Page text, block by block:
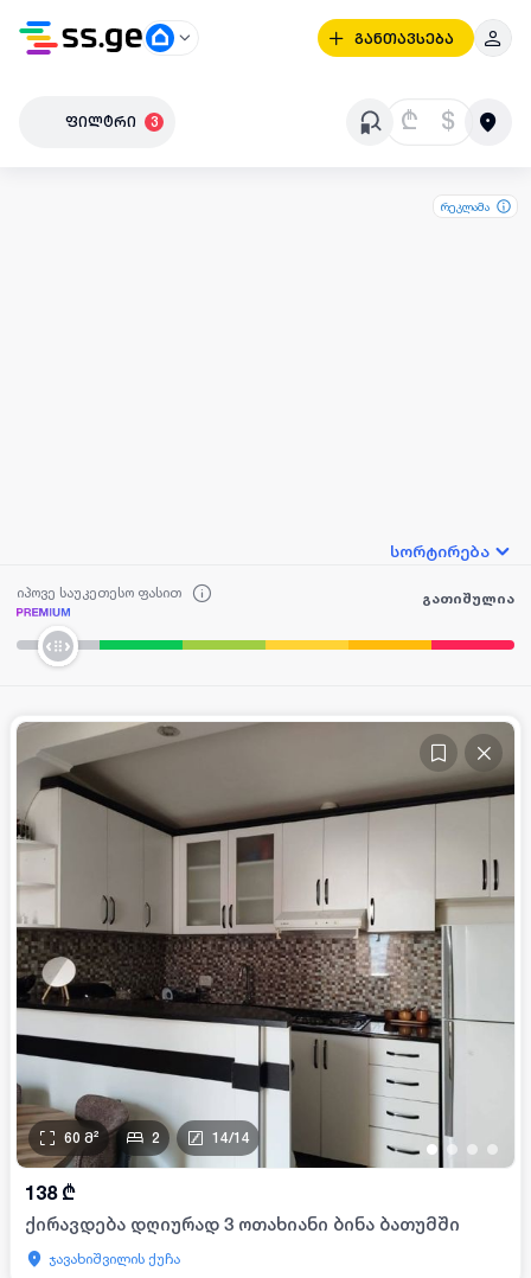
განთავსება
ფილტრი 3 ₾ $
რეკლამა
სორტირება
იპოვე საუკეთესო ფასით გათიშულია
• • • •
60 მ² 2 14/14
138 ₾
ქირავდება დღიურად 3 ოთახიანი ბინა ბათუმში
ჯავახიშვილის ქუჩა